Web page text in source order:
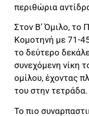
περιθώρια
Στον Β’ Όμιλο, το
Κομοτηνή με 71-
το δεύτερο
συνεχόμενη νίκη
ομίλου, έχοντας
του στην τετράδα.
Το πιο